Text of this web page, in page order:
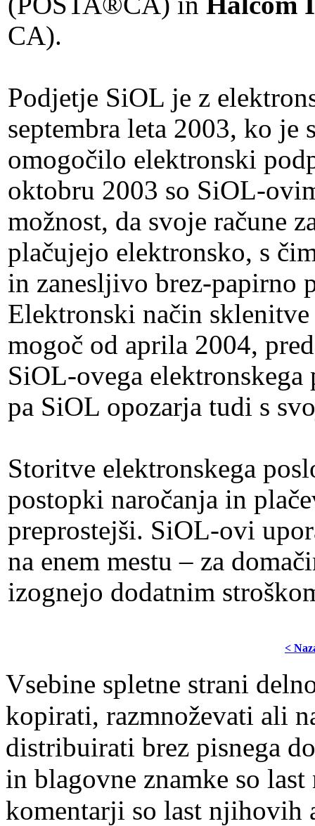
CA).
Podjetje SiOL je z
septembra leta 2003, ko
omogočilo elektronski
oktobru 2003 so SiOL-
možnost, da svoje račune
plačujejo elektronsko, s
in zanesljivo brez-papirno
Elektronski način
mogoč od aprila 2004,
SiOL-ovega
pa SiOL opozarja tudi s
Storitve elektronskega
postopki naročanja in
preprostejši. SiOL-ovi
na enem mestu – za
izognejo dodatnim
<
Vsebine spletne strani
kopirati, razmnoževati ali
distribuirati brez pisnega
in blagovne znamke so
komentarji so last njihovih